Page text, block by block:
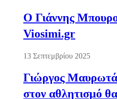
Ο Γιάννης
Viosimi.gr
13 Σεπτεμβρίου 2025
Γιώργος
στον αθλητισμό